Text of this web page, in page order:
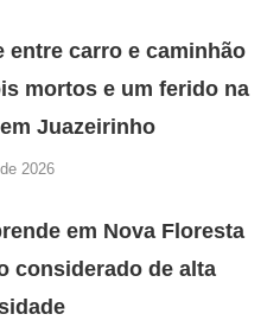
entre carro e caminhão
mortos e um ferido na
Juazeirinho
2026
em Nova Floresta
considerado de alta